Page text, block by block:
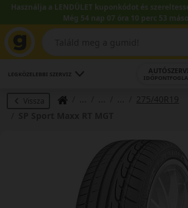
Használja a LENDÜLET kuponkódot és
Még 54 nap 07 óra 10 perc 52
LEGKÖZELEBBI SZERVIZ
Vissza
275/40R19